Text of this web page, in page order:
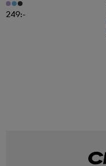
249:-